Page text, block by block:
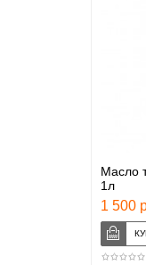
Масло
1л
1 500